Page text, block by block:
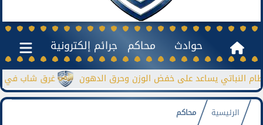
حوادث محاكم جرائم إلكترونية
غرق شاب في نيل يساعد على خفض الوزن وحرق الدهون
الرئيسية محاكم